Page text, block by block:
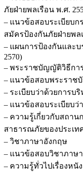
ภัยฝ่ายพลเรือน พ.ศ.
– แนวข้อสอบระเบียบก
สมัครป้องกันภัยฝ่ายพล
– แผนการป้องกันและบ
2570)
– พระราชบัญญัติวิธีกา
– แนวข้อสอบพระราช
– ระเบียบว่าด้วยการบ
– แนวข้อสอบระเบียบว่
– ความรู้เกี่ยวกับสถา
สาธารณภัยของประเท
– วิชาภาษาอังกฤษ
– แนวข้อสอบวิชาภาษ
– ความรู้ทั่วไปเรื่องหนั